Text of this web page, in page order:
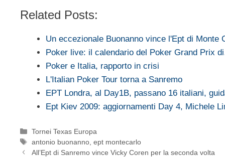
Related Posts:
Un eccezionale Buonanno vince l'Ept di Monte
Poker live: il calendario del Poker Grand Prix
Poker e Italia, rapporto in crisi
L'Italian Poker Tour torna a Sanremo
EPT Londra, al Day1B, passano 16 italiani,
Ept Kiev 2009: aggiornamenti Day 4, Michele
Categorie
Tornei Texas Europa
Tag
antonio buonanno ,ept montecarlo
All’Ept di Sanremo vince Vicky Coren per la seconda volta